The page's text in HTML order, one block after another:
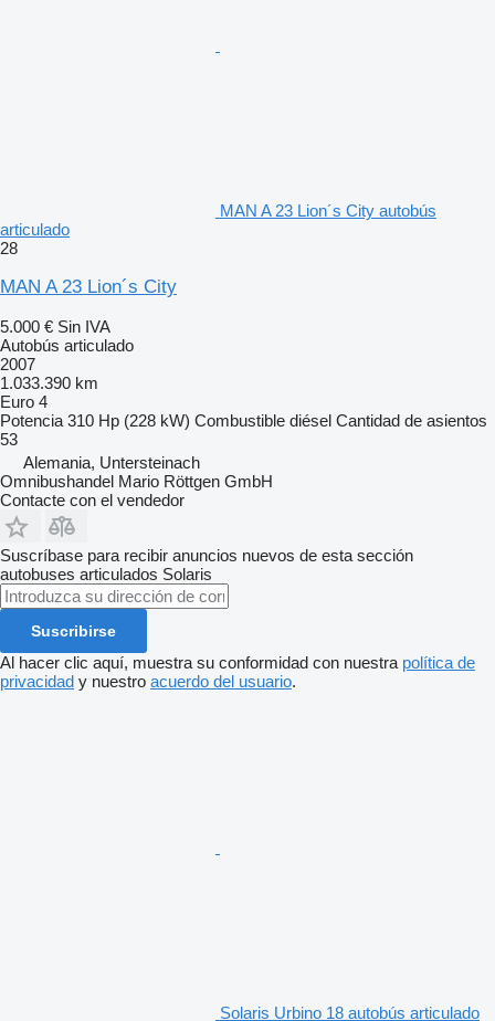
MAN A 23 Lion´s City autobús
articulado
28
MAN A 23 Lion´s City
5.000 € Sin IVA
Autobús articulado
2007
1.033.390 km
Euro 4
Potencia 310 Hp (228 kW) Combustible diésel Cantidad de asientos
53
Alemania, Untersteinach
Omnibushandel Mario Röttgen GmbH
Contacte con el vendedor
Suscríbase para recibir anuncios nuevos de esta sección
autobuses articulados Solaris
Suscribirse
Al hacer clic aquí, muestra su conformidad con nuestra política de
privacidad y nuestro acuerdo del usuario.
Solaris Urbino 18 autobús articulado